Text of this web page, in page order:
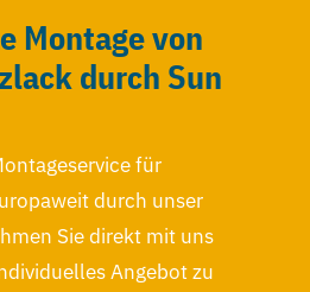
Montage von
durch Sun
für
durch unser
Sie direkt mit uns
Angebot zu